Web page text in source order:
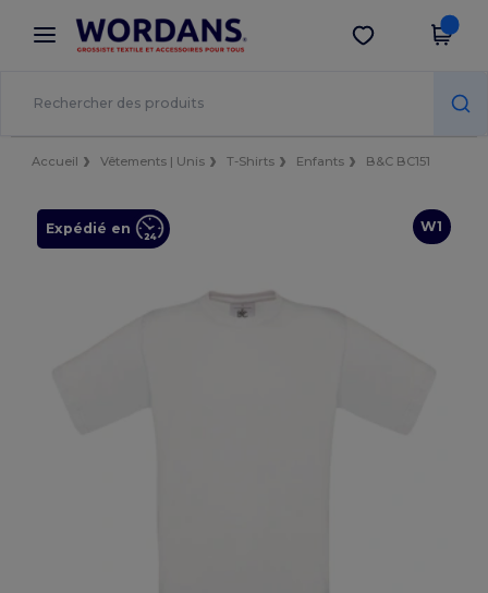
× Appli Wordans
Meilleurs prix sur l’app !
Obtenir l'appli
Accueil Vêtements | Unis T-Shirts Enfants B&C BC151
W1
Expédié en